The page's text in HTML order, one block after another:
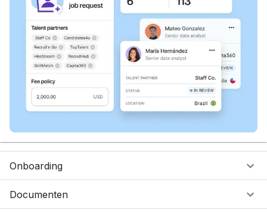
Onboarding
Documenten